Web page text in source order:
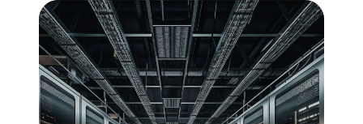
Инженерные
и
IT-
решения
для